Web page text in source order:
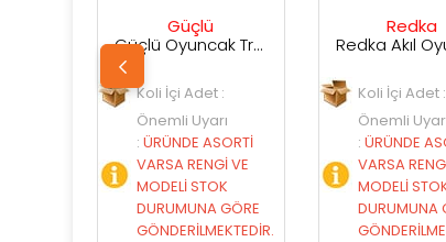
Güçlü Oyuncak Trafik İşaretleri
RENGİ VE
Redka Akıl Oyunları Renkli Küpler
Koli İçi Adet :
Önemli Uyarı
:ÜRÜNDE ASORTİ
VARSA RENGİ VE
MODELİ STOK
DURUMUNA GÖRE
GÖNDERİLMEKTEDİR.
: